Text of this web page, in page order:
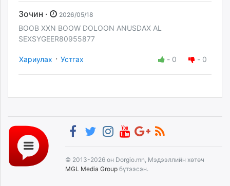
Зочин · 2026/05/18
BOOB XXN BOOW DOLOON ANUSDAX AL
SEXSYGEER80955877
Хариулах · Устгах - 0 - 0
© 2013-2026 он Dorgio.mn, Мэдээллийн хөтөч
MGL Media Group бүтээсэн.